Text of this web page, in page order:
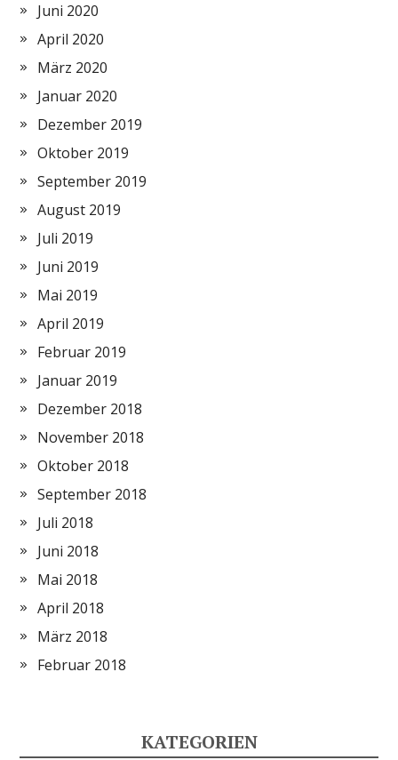
Juni 2020
April 2020
März 2020
Januar 2020
Dezember 2019
Oktober 2019
September 2019
August 2019
Juli 2019
Juni 2019
Mai 2019
April 2019
Februar 2019
Januar 2019
Dezember 2018
November 2018
Oktober 2018
September 2018
Juli 2018
Juni 2018
Mai 2018
April 2018
März 2018
Februar 2018
KATEGORIEN